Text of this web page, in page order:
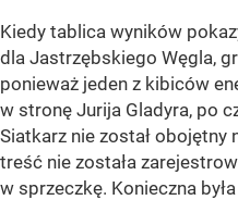
Kiedy tablica wyników
dla Jastrzębskiego Węgla,
ponieważ jeden z kibiców
w stronę Jurija Gladyra, po
Siatkarz nie został obojętny
treść nie została
w sprzeczkę. Konieczna